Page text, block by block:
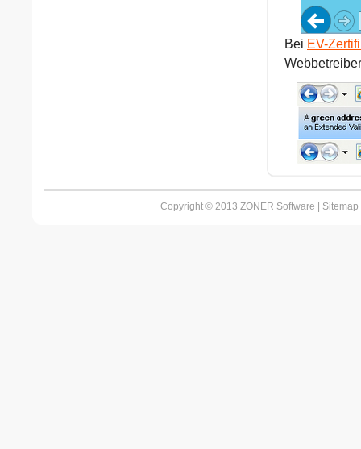
Bei EV-
Copyright © 2013 ZONER Software | Sitemap